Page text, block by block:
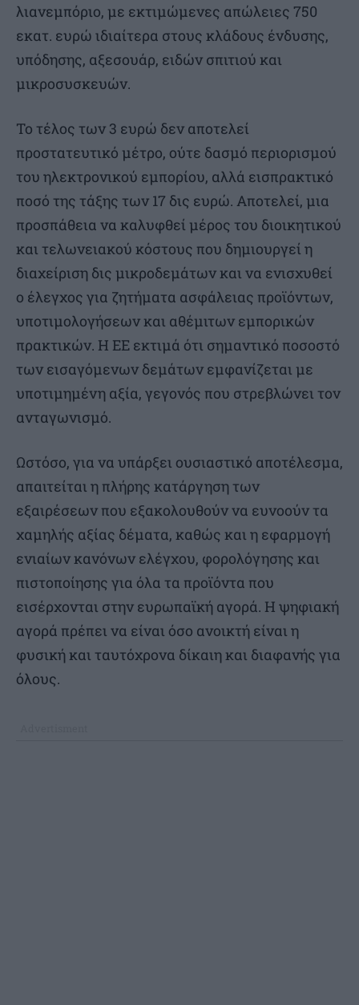
λιανεμπόριο, με εκτιμώμενες απώλειες 750
εκατ. ευρώ ιδιαίτερα στους κλάδους ένδυσης,
υπόδησης, αξεσουάρ, ειδών σπιτιού και
μικροσυσκευών.
Το τέλος των 3 ευρώ δεν αποτελεί
προστατευτικό μέτρο, ούτε δασμό περιορισμού
του ηλεκτρονικού εμπορίου, αλλά εισπρακτικό
ποσό της τάξης των 17 δις ευρώ. Αποτελεί, μια
προσπάθεια να καλυφθεί μέρος του διοικητικού
και τελωνειακού κόστους που δημιουργεί η
διαχείριση δις μικροδεμάτων και να ενισχυθεί
ο έλεγχος για ζητήματα ασφάλειας προϊόντων,
υποτιμολογήσεων και αθέμιτων εμπορικών
πρακτικών. Η ΕΕ εκτιμά ότι σημαντικό ποσοστό
των εισαγόμενων δεμάτων εμφανίζεται με
υποτιμημένη αξία, γεγονός που στρεβλώνει τον
ανταγωνισμό.
Ωστόσο, για να υπάρξει ουσιαστικό αποτέλεσμα,
απαιτείται η πλήρης κατάργηση των
εξαιρέσεων που εξακολουθούν να ευνοούν τα
χαμηλής αξίας δέματα, καθώς και η εφαρμογή
ενιαίων κανόνων ελέγχου, φορολόγησης και
πιστοποίησης για όλα τα προϊόντα που
εισέρχονται στην ευρωπαϊκή αγορά. Η ψηφιακή
αγορά πρέπει να είναι όσο ανοικτή είναι η
φυσική και ταυτόχρονα δίκαιη και διαφανής για
όλους.